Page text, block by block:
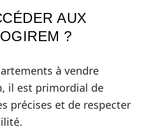
AUX
?
à vendre
il est primordial de
précises et de respecter